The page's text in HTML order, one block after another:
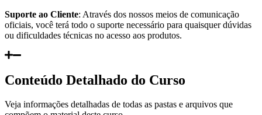
Suporte ao Cliente: Através dos nossos meios de comunicação
oficiais, você terá todo o suporte necessário para quaisquer dúvidas
ou dificuldades técnicas no acesso aos produtos.
Conteúdo Detalhado do Curso
Veja informações detalhadas de todas as pastas e arquivos que